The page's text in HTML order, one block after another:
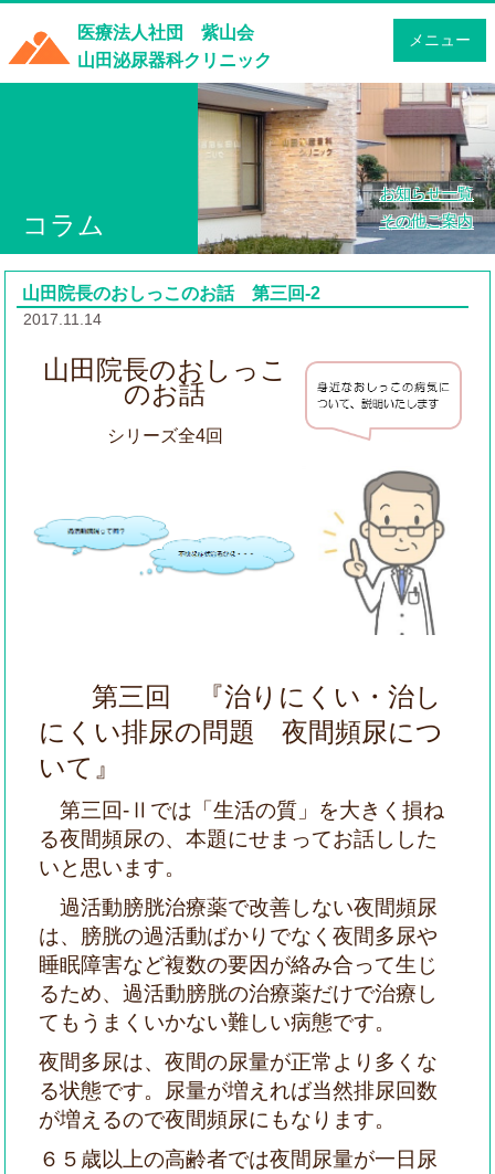
コラム
医療法人社団 紫山会
山田泌尿器科クリニック
メニュー
その他ご案内
お知らせ一覧
山田院長のおしっこのお話 第三回-2
2017.11.14
山田院長のおしっこ
のお話
シリーズ全4回
第三回 『治りにくい・治し
にくい排尿の問題 夜間頻尿につ
いて』
第三回-Ⅱでは「生活の質」を大きく損ね
る夜間頻尿の、本題にせまってお話しした
いと思います。
過活動膀胱治療薬で改善しない夜間頻尿
は、膀胱の過活動ばかりでなく夜間多尿や
睡眠障害など複数の要因が絡み合って生じ
るため、過活動膀胱の治療薬だけで治療し
てもうまくいかない難しい病態です。
夜間多尿は、夜間の尿量が正常より多くな
る状態です。尿量が増えれば当然排尿回数
が増えるので夜間頻尿にもなります。
６５歳以上の高齢者では夜間尿量が一日尿